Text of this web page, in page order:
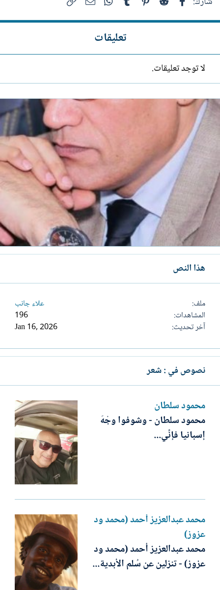
تعليقات
لا توجد تعليقات.
هذا النص
ملف
علاء جانب
المشاهدات
196
آخر تحديث
Jan 16, 2026
نصوص في : شعر
محمود سلطان
محمود سلطان - وشوفوا وجْهَ
إسبانيا فإنِّي...
محمد عبدالعزيز أحمد (محمد ود
عزوز)
محمد عبدالعزيز أحمد (محمد ود
عزوز) - تنزلين عن سُلم الأبدية...